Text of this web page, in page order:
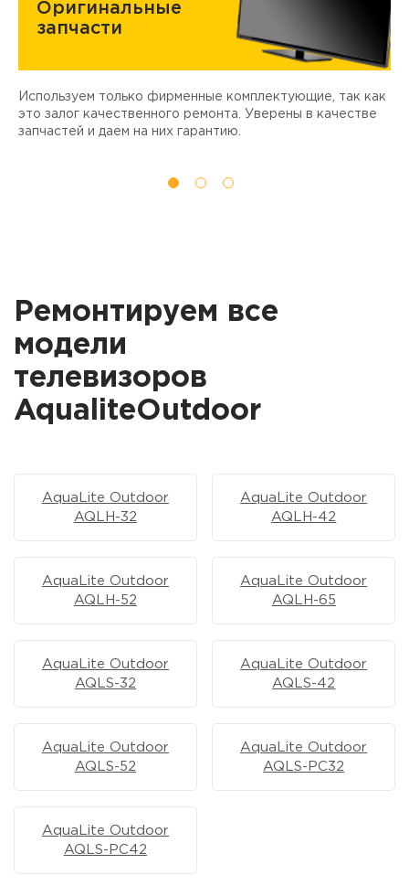
Оригинальные
запчасти
Используем только фирменные комплектующие, так как
это залог качественного ремонта. Уверены в качестве
запчастей и даем на них гарантию.
Ремонтируем все
модели
телевизоров
AqualiteOutdoor
AquaLite Outdoor
AQLH-32
AquaLite Outdoor
AQLH-42
AquaLite Outdoor
AQLH-52
AquaLite Outdoor
AQLH-65
AquaLite Outdoor
AQLS-32
AquaLite Outdoor
AQLS-42
AquaLite Outdoor
AQLS-52
AquaLite Outdoor
AQLS-PC32
AquaLite Outdoor
AQLS-PC42